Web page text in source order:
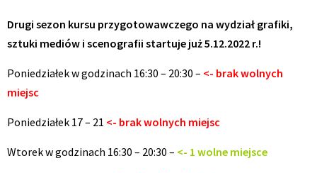
Drugi sezon kursu przygotowawczego na wydział grafiki,
sztuki mediów i scenografii startuje już 5.12.2022 r.!
Poniedziałek w godzinach 16:30 – 20:30 – <- brak wolnych
miejsc
Poniedziałek 17 – 21 <- brak wolnych miejsc
Wtorek w godzinach 16:30 – 20:30 – <- 1 wolne miejsce